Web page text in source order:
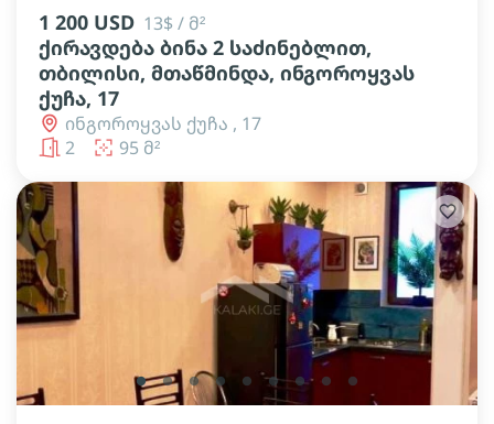
1 200 USD 13$ / მ²
ქირავდება ბინა 2 საძინებლით,
თბილისი, მთაწმინდა, ინგოროყვას
ქუჩა, 17
ინგოროყვას ქუჩა , 17
2
95 მ²
lens lens lens lens lens lens lens lens lens